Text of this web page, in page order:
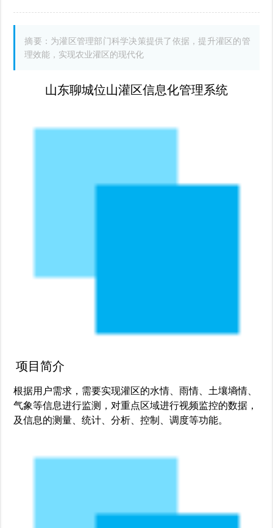
摘要：为灌区管理部门科学决策提供了依据，提升灌区的管
理效能，实现农业灌区的现代化
山东聊城位山灌区信息化管理系统
项目简介
根据用户需求，需要实现灌区的水情、雨情、土壤墒情、
气象等信息进行监测，对重点区域进行视频监控的数据，
及信息的测量、统计、分析、控制、调度等功能。